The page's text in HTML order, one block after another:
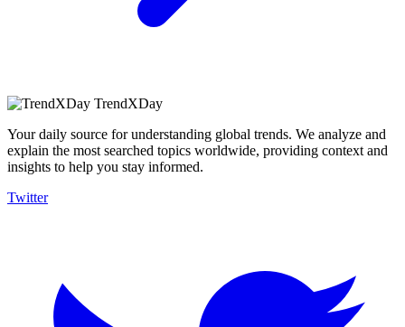
TrendXDay
Your daily source for understanding global trends. We analyze and
explain the most searched topics worldwide, providing context and
insights to help you stay informed.
Twitter